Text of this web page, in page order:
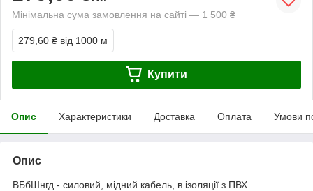
Мінімальна сума замовлення на сайті — 1 500 ₴
279,60 ₴ від 1000 м
Купити
Опис Характеристики Доставка Оплата Умови
Опис
ВБбШнгд - силовий, мідний кабель, в ізоляції з ПВХ